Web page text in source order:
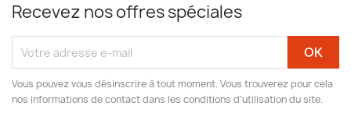
Recevez nos offres spéciales
Vous pouvez vous désinscrire à tout moment. Vous trouverez pour cela
nos informations de contact dans les conditions d'utilisation du site.